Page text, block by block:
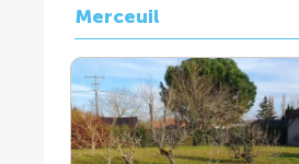
Merceuil